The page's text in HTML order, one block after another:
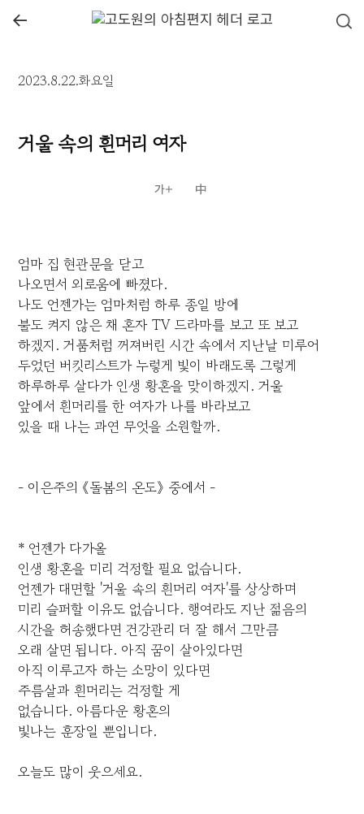
←
2023.8.22.화요일
거울 속의 흰머리 여자
엄마 집 현관문을 닫고
나오면서 외로움에 빠졌다.
나도 언젠가는 엄마처럼 하루 종일 방에
불도 켜지 않은 채 혼자 TV 드라마를 보고 또 보고
하겠지. 거품처럼 꺼져버린 시간 속에서 지난날 미루어
두었던 버킷리스트가 누렇게 빛이 바래도록 그렇게
하루하루 살다가 인생 황혼을 맞이하겠지. 거울
앞에서 흰머리를 한 여자가 나를 바라보고
있을 때 나는 과연 무엇을 소원할까.
- 이은주의 《돌봄의 온도》 중에서 -
* 언젠가 다가올
인생 황혼을 미리 걱정할 필요 없습니다.
언젠가 대면할 '거울 속의 흰머리 여자'를 상상하며
미리 슬퍼할 이유도 없습니다. 행여라도 지난 젊음의
시간을 허송했다면 건강관리 더 잘 해서 그만큼
오래 살면 됩니다. 아직 꿈이 살아있다면
아직 이루고자 하는 소망이 있다면
주름살과 흰머리는 걱정할 게
없습니다. 아름다운 황혼의
빛나는 훈장일 뿐입니다.
오늘도 많이 웃으세요.